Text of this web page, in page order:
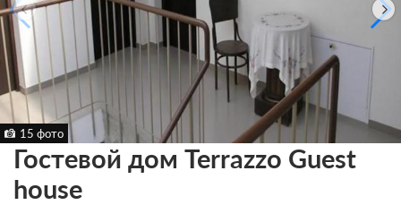
15 фото
Гостевой дом Terrazzo Guest
house